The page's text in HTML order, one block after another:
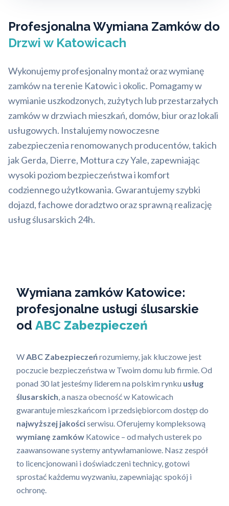
Profesjonalna Wymiana Zamków do
Drzwi w Katowicach
Wykonujemy profesjonalny montaż oraz wymianę
zamków na terenie Katowic i okolic. Pomagamy w
wymianie uszkodzonych, zużytych lub przestarzałych
zamków w drzwiach mieszkań, domów, biur oraz lokali
usługowych. Instalujemy nowoczesne
zabezpieczenia renomowanych producentów, takich
jak Gerda, Dierre, Mottura czy Yale, zapewniając
wysoki poziom bezpieczeństwa i komfort
codziennego użytkowania. Gwarantujemy szybki
dojazd, fachowe doradztwo oraz sprawną realizację
usług ślusarskich 24h.
Wymiana zamków Katowice:
profesjonalne usługi ślusarskie
od ABC Zabezpieczeń
WABC Zabezpieczeńrozumiemy, jak kluczowe jest
poczucie bezpieczeństwa w Twoim domu lub firmie. Od
ponad 30 lat jesteśmy liderem na polskim rynku usług
ślusarskich, a nasza obecność w Katowicach
gwarantuje mieszkańcom i przedsiębiorcom dostęp do
najwyższej jakościserwisu. Oferujemy kompleksową
wymianę zamków Katowice – od małych usterek po
zaawansowane systemy antywłamaniowe. Nasz zespół
to licencjonowani i doświadczeni technicy, gotowi
sprostać każdemu wyzwaniu, zapewniając spokój i
ochronę.